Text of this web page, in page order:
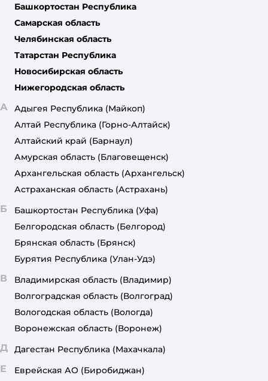
Башкортостан Республика
Самарская область
Челябинская область
Татарстан Республика
Новосибирская область
Нижегородская область
А Адыгея Республика (Майкоп)
Алтай Республика (Горно-Алтайск)
Алтайский край (Барнаул)
Амурская область (Благовещенск)
Архангельская область (Архангельск)
Астраханская область (Астрахань)
Б Башкортостан Республика (Уфа)
Белгородская область (Белгород)
Брянская область (Брянск)
Бурятия Республика (Улан-Удэ)
В Владимирская область (Владимир)
Волгоградская область (Волгоград)
Вологодская область (Вологда)
Воронежская область (Воронеж)
Д Дагестан Республика (Махачкала)
Е Еврейская АО (Биробиджан)